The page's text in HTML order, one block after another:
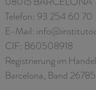
Telefon: 93 254 60 70
E-Mail:
CIF: B60508918
Registrierung im
Barcelona, Band